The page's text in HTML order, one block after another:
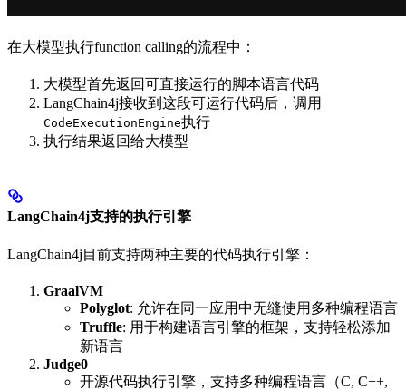
在大模型执行function calling的流程中：
大模型首先返回可直接运行的脚本语言代码
LangChain4j接收到这段可运行代码后，调用
CodeExecutionEngine执行
执行结果返回给大模型
LangChain4j支持的执行引擎
LangChain4j目前支持两种主要的代码执行引擎：
GraalVM
Polyglot: 允许在同一应用中无缝使用多种编程语言
Truffle: 用于构建语言引擎的框架，支持轻松添加
新语言
Judge0
开源代码执行引擎，支持多种编程语言（C, C++,